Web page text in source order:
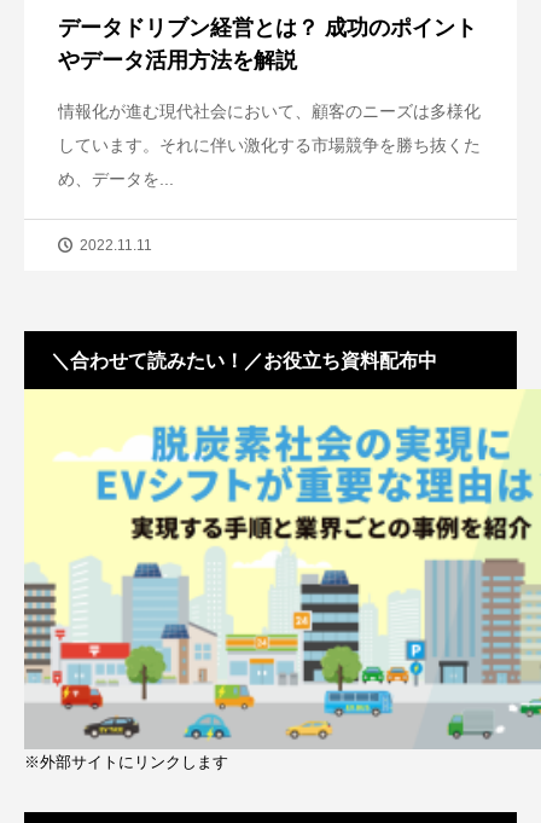
データドリブン経営とは？ 成功のポイント
やデータ活用方法を解説
情報化が進む現代社会において、顧客のニーズは多様化
しています。それに伴い激化する市場競争を勝ち抜くた
め、データを...
2022.11.11
＼合わせて読みたい！／お役立ち資料配布中
※外部サイトにリンクします